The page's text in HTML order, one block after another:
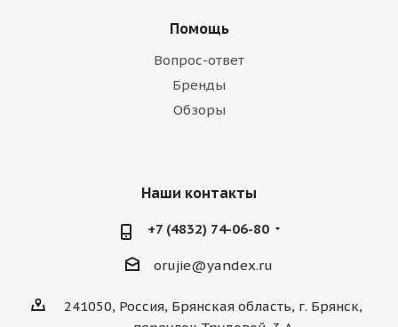
Помощь
Вопрос-ответ
Бренды
Обзоры
Наши контакты
+7 (4832) 74-06-80
orujie@yandex.ru
241050, Россия, Брянская область, г. Брянск,